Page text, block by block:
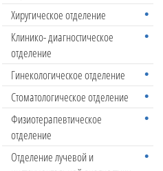
Хиругическое отделение
Клинико- диагностическое
отделение
Гинекологическое отделение
Стоматологическое отделение
Физиотерапевтическое
отделение
Отделение лучевой и